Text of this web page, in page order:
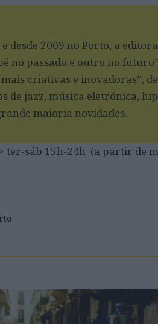
desde 2009 no Porto, a
no passado e outro no
criativas e inovadoras”,
de jazz, música eletrónica,
maioria novidades.
ter-sáb 15h-24h (a partir de